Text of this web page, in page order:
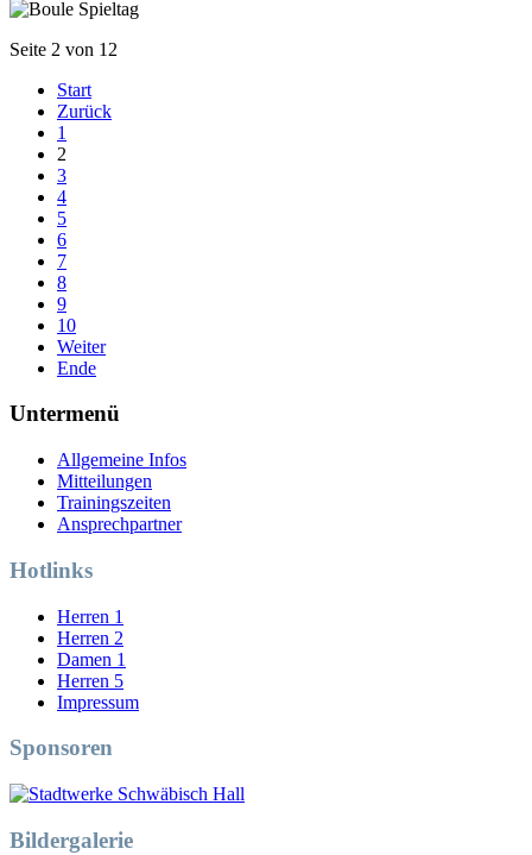
Seite 2 von 12
Start
Zurück
1
2
3
4
5
6
7
8
9
10
Weiter
Ende
Untermenü
Allgemeine Infos
Mitteilungen
Trainingszeiten
Ansprechpartner
Hotlinks
Herren 1
Herren 2
Damen 1
Herren 5
Impressum
Sponsoren
Bildergalerie